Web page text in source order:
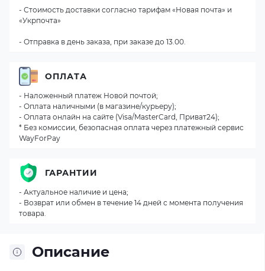
Описание
- Стоимость доставки согласно тарифам «Новая почта» и
«Укрпочта»
- Отправка в день заказа, при заказе до 13.00.
ОПЛАТА
- Наложенный платеж Новой почтой;
- Оплата наличными (в магазине/курьеру);
- Оплата онлайн на сайте (Visa/MasterCard, Приват24);
* Без комиссии, безопасная оплата через платежный сервис
WayForPay
ГАРАНТИИ
- Актуальное наличие и цена;
- Возврат или обмен в течение 14 дней с момента получения
товара.